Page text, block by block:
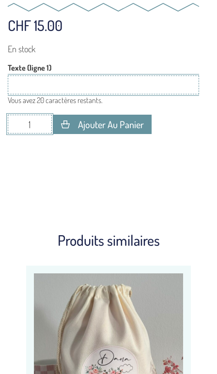
CHF15.00
En stock
Texte (ligne 1)
Vous avez 20 caractères restants.
Ajouter Au Panier
Produits similaires